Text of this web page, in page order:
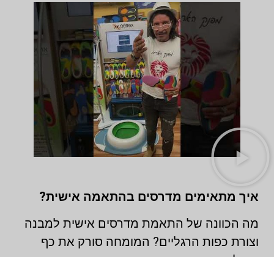
איך מתאימים מדרסים בהתאמה אישית?
מה הכוונה של התאמת מדרסים אישית למבנה
וצורת כפות הרגליים? המומחה סורק את כף